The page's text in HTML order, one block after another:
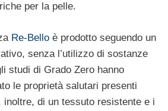
per la pelle.
Re-Bello è prodotto seguendo un
senza l’utilizzo di sostanze
studi di Grado Zero hanno
le proprietà salutari presenti
inoltre, di un tessuto resistente e i